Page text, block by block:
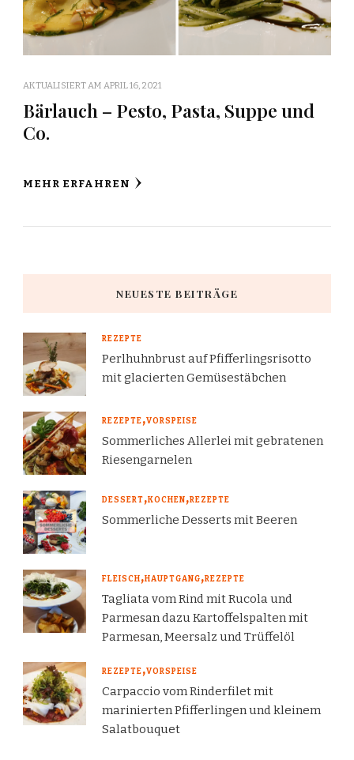
AKTUALISIERT AM APRIL 16, 2021
Bärlauch – Pesto, Pasta, Suppe und
Co.
MEHR ERFAHREN
NEUESTE BEITRÄGE
REZEPTE
Perlhuhnbrust auf Pfifferlingsrisotto
mit glacierten Gemüsestäbchen
REZEPTE VORSPEISE
Sommerliches Allerlei mit gebratenen
Riesengarnelen
DESSERT KOCHEN REZEPTE
Sommerliche Desserts mit Beeren
FLEISCH HAUPTGANG REZEPTE
Tagliata vom Rind mit Rucola und
Parmesan dazu Kartoffelspalten mit
Parmesan, Meersalz und Trüffelöl
REZEPTE VORSPEISE
Carpaccio vom Rinderfilet mit
marinierten Pfifferlingen und kleinem
Salatbouquet